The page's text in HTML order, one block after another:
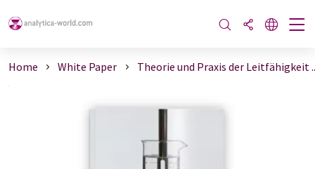
Home White Paper Theorie und Praxis der Leitfähigkeit